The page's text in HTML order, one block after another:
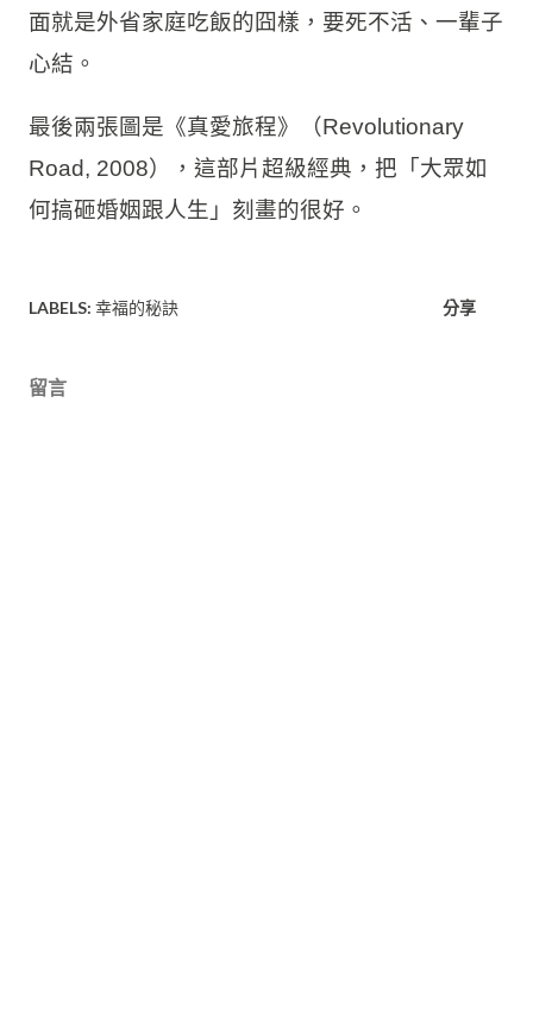
面就是外省家庭吃飯的囧樣，要死不活、一輩子
心結。
最後兩張圖是《真愛旅程》（Revolutionary
Road, 2008），這部片超級經典，把「大眾如
何搞砸婚姻跟人生」刻畫的很好。
LABELS: 幸福的秘訣 分享
留言